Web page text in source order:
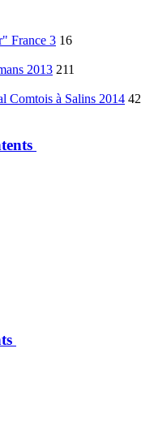
France 3 16
2013 211
Comtois à Salins 2014 42